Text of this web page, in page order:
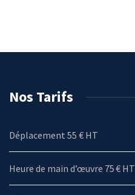
Nos Tarifs
Déplacement 55 € HT
Heure de main d’œuvre 75 € HT